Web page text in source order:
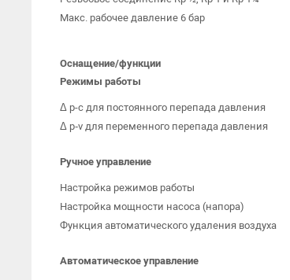
Макс. рабочее давление 6 бар
Оснащение/функции
Режимы работы
Δ p-c для постоянного перепада давления
Δ p‐v для переменного перепада давления
Ручное управление
Настройка режимов работы
Настройка мощности насоса (напора)
Функция автоматического удаления воздуха
Автоматическое управление